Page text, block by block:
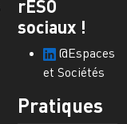
rESO
sociaux !
@Espaces
et Sociétés
Pratiques